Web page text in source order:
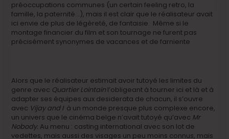
préoccupations communes (un certain feeling retro, la
famille, la paternité…), mais il est clair que le réalisateur avait
ici envie de plus de légèreté, de fantaisie. Même si le
montage financier du film et son tournage ne furent pas
précisément synonymes de vacances et de farniente
Alors que le réalisateur estimait avoir tutoyé les limites du
genre avec Quartier Lointain l’obligeant à tourner ici et là et à
adapter ses équipes aux desiderata de chacun, il s’ouvre
avec Vijay and Ià un monde presque plus complexe encore,
un univers que le cinéma belge n’avait tutoyé qu’avec Mr
Nobody. Au menu : casting international avec son lot de
vedettes, mais aussi des visages un peu moins connus, mais